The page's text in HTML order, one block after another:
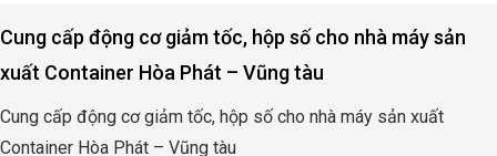
Cung cấp động cơ giảm tốc, hộp số cho nhà máy sản
xuất Container Hòa Phát – Vũng tàu
Cung cấp động cơ giảm tốc, hộp số cho nhà máy sản xuất
Container Hòa Phát – Vũng tàu